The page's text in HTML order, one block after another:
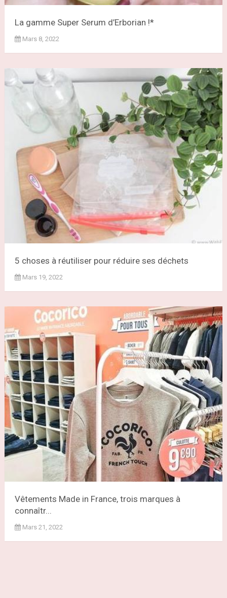
La gamme Super Serum d’Erborian !*
Mars 8, 2022
5 choses à réutiliser pour réduire ses déchets
Mars 19, 2022
Vêtements Made in France, trois marques à
connaîtr...
Mars 21, 2022